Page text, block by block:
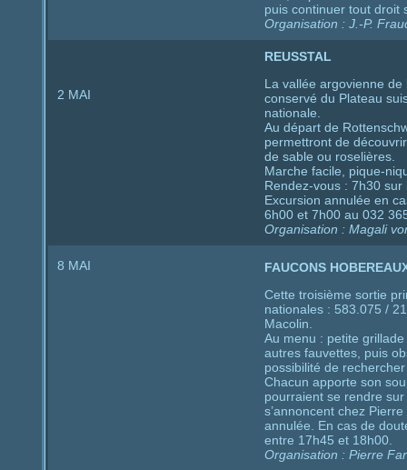
puis continuer tout droit
Organisation : J.-P.
2 MAI
REUSSTAL
La vallée argovienne de
conservé du Plateau
nationale.
Au départ de
permettront de
de sable ou roselières.
Marche facile, pique-
Rendez-vous : 7h30
Excursion annulée en
6h00 et 7h00 au 032
Organisation : Magali
8 MAI
FAUCONS
Cette troisième sortie
nationales : 583.075 /
Macolin.
Au menu : petite
autres fauvettes, puis
possibilité de
Chacun apporte son
pourraient se rendre
s’annoncent chez
annulée. En cas de
entre 17h45 et 18h00.
Organisation : Pierre